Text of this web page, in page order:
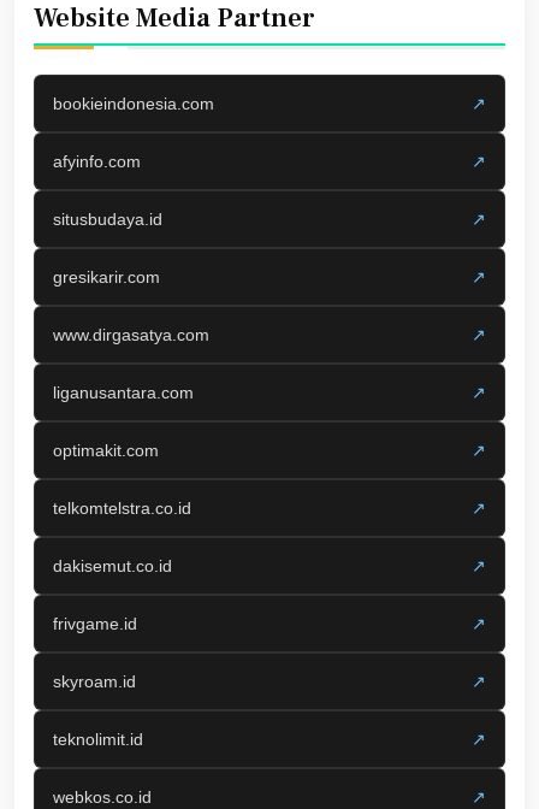
Website Media Partner
bookieindonesia.com ↗
afyinfo.com ↗
situsbudaya.id ↗
gresikarir.com ↗
www.dirgasatya.com ↗
liganusantara.com ↗
optimakit.com ↗
telkomtelstra.co.id ↗
dakisemut.co.id ↗
frivgame.id ↗
skyroam.id ↗
teknolimit.id ↗
webkos.co.id ↗